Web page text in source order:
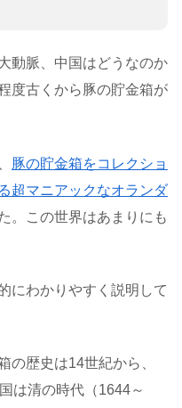
動脈、中国はどうなのか
度古くから豚の貯金箱が
豚の貯金箱をコレクショ
超マニアックなオランダ
。この世界はあまりにも
にわかりやすく説明して
の歴史は14世紀から、
は清の時代（1644～